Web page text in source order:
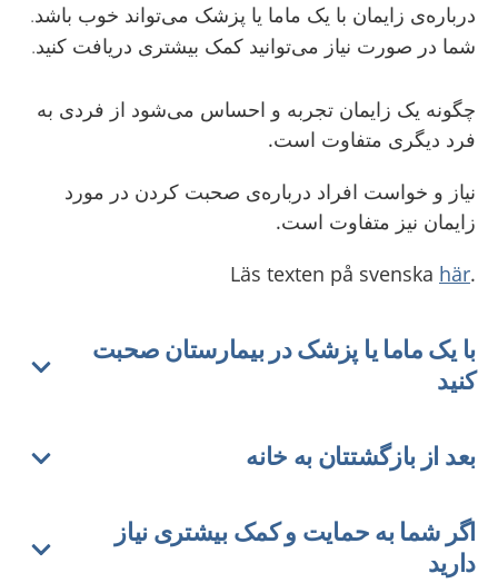
درباره‌ی زایمان با یک ماما یا پزشک می‌تواند خوب باشد.
شما در صورت نیاز می‌توانید کمک بیشتری دریافت کنید.
چگونه یک زایمان تجربه و احساس می‌شود از فردی به
فرد دیگری متفاوت است.
نیاز و خواست افراد درباره‌ی صحبت کردن در مورد
زایمان نیز متفاوت است.
.Läs texten på svenska
här
با یک ماما یا پزشک در بیمارستان صحبت
کنید
بعد از بازگشتتان به خانه
اگر شما به حمایت و کمک بیشتری نیاز
دارید